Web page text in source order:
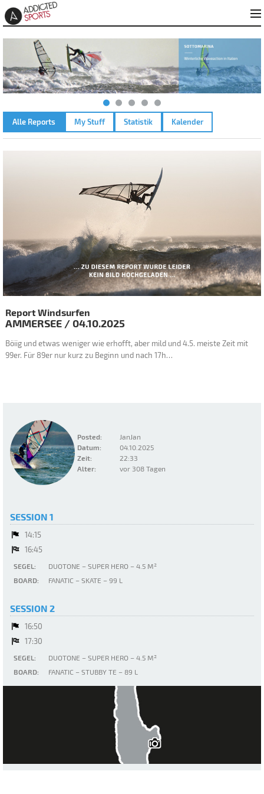
Alle Reports My Stuff Statistik Kalender
Posted:
JanJan
Datum:
04.10.2025
Zeit:
22:33
Alter:
vor 308 Tagen
Report Windsurfen
AMMERSEE / 04.10.2025
Böiig und etwas weniger wie erhofft, aber mild und 4.5. meiste Zeit mit
99er. Für 89er nur kurz zu Beginn und nach 17h…
SESSION 1
14:15
16:45
SEGEL:
DUOTONE – SUPER HERO – 4.5 M²
BOARD:
FANATIC – SKATE – 99 L
SESSION 2
16:50
17:30
SEGEL:
DUOTONE – SUPER HERO – 4.5 M²
BOARD:
FANATIC – STUBBY TE – 89 L